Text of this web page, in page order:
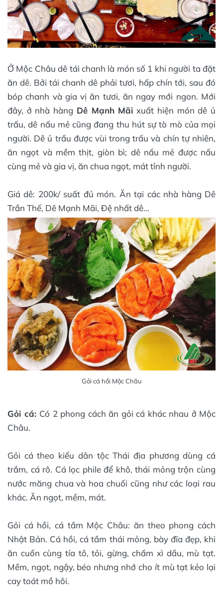
Ở Mộc Châu dê tái chanh là món số 1 khi người ta đặt
ăn dê. Bởi tái chanh dê phải tươi, hấp chín tới, sau đó
bóp chanh và gia vị ăn tươi, ăn ngay mới ngon. Mới
đây, ở nhà hàng Dê Mạnh Mãi xuất hiện món dê ủ
trấu, dê nấu mẻ cũng đang thu hút sự tò mò của mọi
người. Dê ủ trấu được vùi trong trấu và chín tự nhiên,
ăn ngọt và mềm thịt, giòn bì; dê nấu mẻ được nấu
cùng mẻ và gia vị, ăn chua ngọt, mát tỉnh người.
Giá dê: 200k/ suất đủ món. Ăn tại các nhà hàng Dê
Trần Thế, Dê Mạnh Mãi, Đệ nhất dê…
Gỏi cá hồi Mộc Châu
Gỏi cá: Có 2 phong cách ăn gỏi cá khác nhau ở Mộc
Châu.
Gỏi cá theo kiểu dân tộc Thái địa phương dùng cá
trắm, cá rô. Cá lọc phile để khô, thái mỏng trộn cùng
nước măng chua và hoa chuối cũng như các loại rau
khác. Ăn ngọt, mềm, mát.
Gỏi cá hồi, cá tầm Mộc Châu: ăn theo phong cách
Nhật Bản. Cá hồi, cá tầm thái mỏng, bày đĩa đẹp, khi
ăn cuốn cùng tía tô, tỏi, gừng, chấm xì dầu, mù tạt.
Mềm, ngọt, ngậy, béo nhưng nhớ cho ít mù tạt kẻo lại
cay toát mồ hôi.